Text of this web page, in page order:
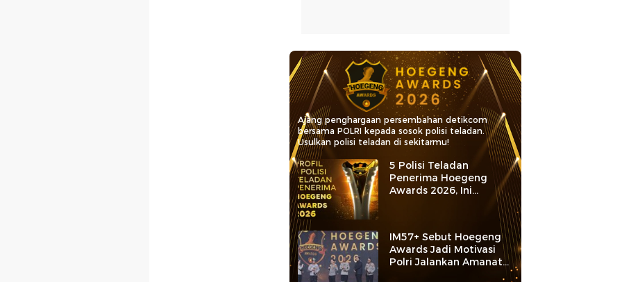
Ajang penghargaan persembahan detikcom
bersama POLRI kepada sosok polisi teladan.
Usulkan polisi teladan di sekitarmu!
5 Polisi Teladan
Penerima Hoegeng
Awards 2026, Ini
Kategori dan Kiprahnya
IM57+ Sebut Hoegeng
Awards Jadi Motivasi
Polri Jalankan Amanat